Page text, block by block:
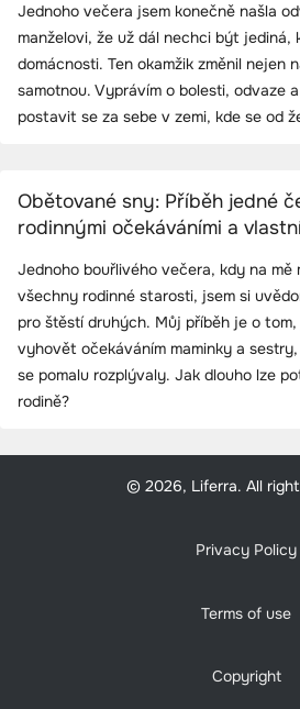
Jednoho večera jsem konečně našla
manželovi, že už dál nechci být jediná,
domácnosti. Ten okamžik změnil nejen
samotnou. Vyprávím o bolesti, odvaze
postavit se za sebe v zemi, kde se od
Obětované sny: Příběh jedné
rodinnými očekáváními a
Jednoho bouřlivého večera, kdy na mě
všechny rodinné starosti, jsem si
pro štěstí druhých. Můj příběh je o tom,
vyhovět očekáváním maminky a
se pomalu rozplývaly. Jak dlouho lze
rodině?
© 2026, Liferra. All
Privacy Policy
Terms of use
Copyright